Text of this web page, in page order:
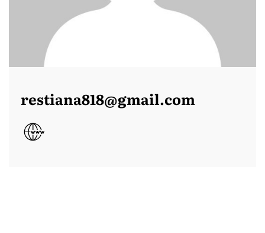
restiana818@gmail.com